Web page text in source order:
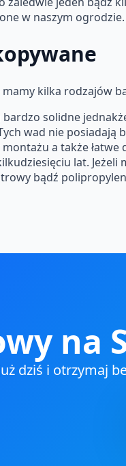
w naszym ogrodzie.
kilka rodzajów
bardzo solidne
wad nie
a także
lat.
bądź
na
dziś i otrzymaj